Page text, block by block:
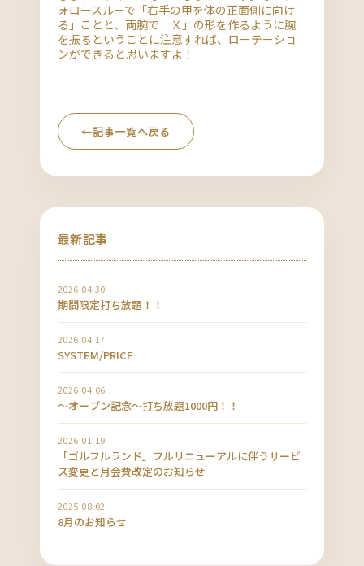
ォロースルーで「右手の甲を体の正面側に向け
る」ことと、両腕で「Ｘ」の形を作るように腕
を振るということに注意すれば、ローテーショ
ンができると思いますよ！
←記事一覧へ戻る
最新記事
2026.04.30
期間限定打ち放題！！
2026.04.17
SYSTEM/PRICE
2026.04.06
〜オープン記念〜打ち放題1000円！！
2026.01.19
「ゴルフルランド」フルリニューアルに伴うサービ
ス変更と月会費改定のお知らせ
2025.08.02
8月のお知らせ